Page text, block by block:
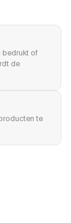
bedrukt of
de
te